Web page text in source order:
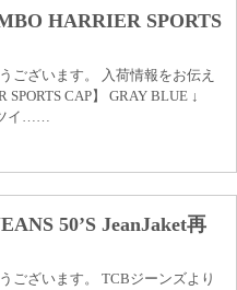
HARRIER SPORTS
ございます。 入荷情報をお伝え
CAP】 GRAY BLUE ↓
イ……
50’S JeanJaket再
ございます。 TCBジーンズより